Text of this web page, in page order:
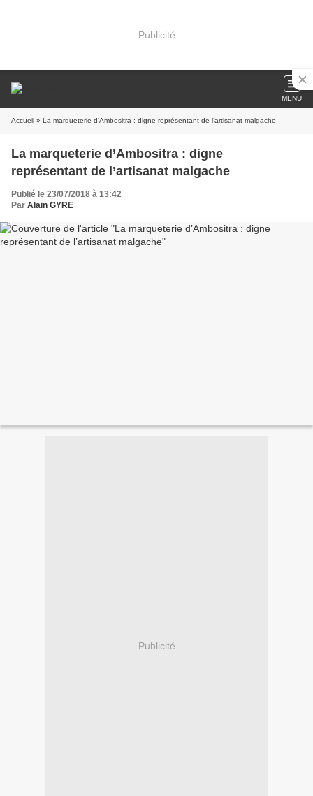
Publicité
MENU
Accueil » La marqueterie d’Ambositra : digne représentant de l’artisanat malgache
La marqueterie d’Ambositra : digne
représentant de l’artisanat malgache
Publié le 23/07/2018 à 13:42
Par Alain GYRE
Publicité